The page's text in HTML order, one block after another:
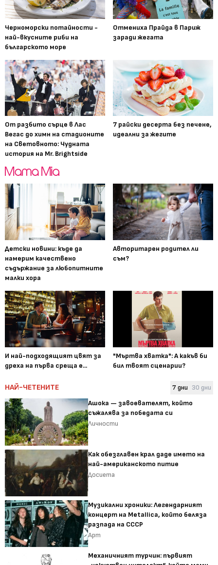
Черноморски потайности -
най-вкусните риби на
българското море
Отмениха Прайда в Париж
заради жегата
От разбито сърце в Лас
Вегас до химн на стадионите
на Световното: Чудната
история на Mr. Brightside
7 райски десерта без печене,
идеални за жегите
Детски новини: къде да
намерим качествено
съдържание за любопитните
малки хора
Авторитарен родител ли
съм?
И най-подходящият цвят за
дреха на първа среща е...
"Мъртва хватка": А какъв би
бил твоят сценарии?
НАЙ-ЧЕТЕНИТЕ 7 дни 30 дни
Ашока — завоевателят, който
съжалява за победата си
Личности
Как обезглавен крал даде името на
най-американското питие
Досиета
Музикални хроники: Легендарният
концерт на Metallica, който беляза
разпада на СССР
Арт
Механичният турчин: първият